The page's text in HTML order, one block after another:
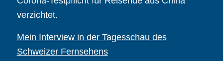
verzichtet.
Mein Interview in der Tagesschau des
Schweizer Fernsehens